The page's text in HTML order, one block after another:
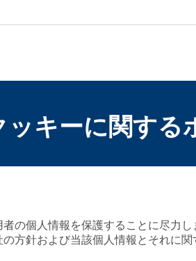
キーに関する
の個人情報を保護することに尽力
方針および当該個人情報とそれに